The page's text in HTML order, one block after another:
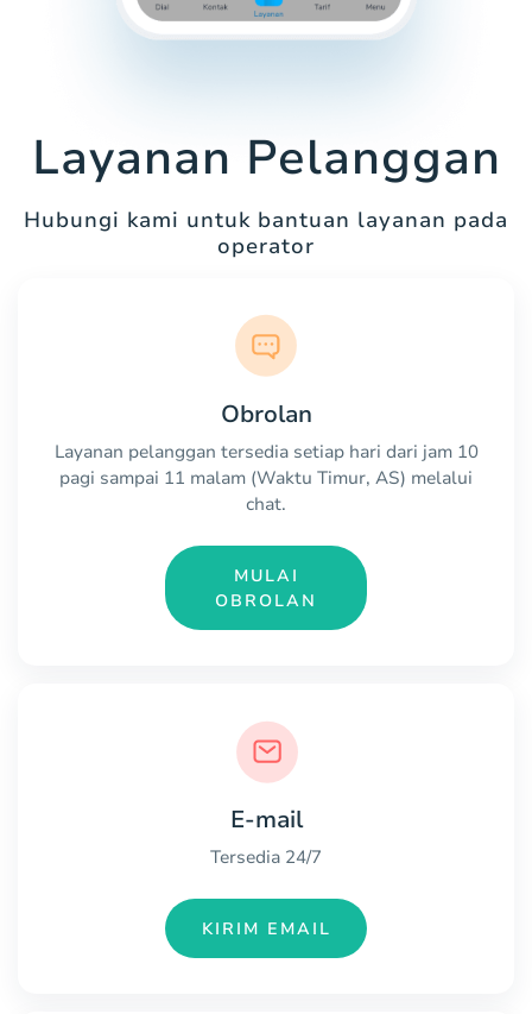
Layanan Pelanggan
Hubungi kami untuk bantuan layanan pada
operator
Obrolan
Layanan pelanggan tersedia setiap hari dari jam 10
pagi sampai 11 malam (Waktu Timur, AS) melalui
chat.
MULAI
OBROLAN
E-mail
Tersedia 24/7
KIRIM EMAIL